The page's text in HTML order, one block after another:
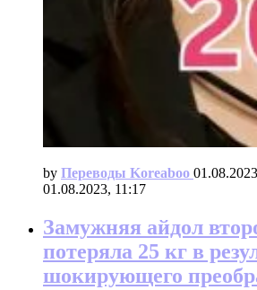
by Переводы Koreaboo
01.08.2023, 11:17
Замужняя айдол
потеряла 25 кг в
шокирующего